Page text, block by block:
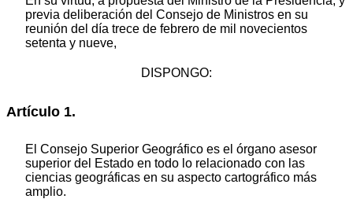
previa deliberación del Consejo de Ministros en su
reunión del día trece de febrero de mil novecientos
setenta y nueve,
DISPONGO:
Artículo 1.
El Consejo Superior Geográfico es el órgano asesor
superior del Estado en todo lo relacionado con las
ciencias geográficas en su aspecto cartográfico más
amplio.